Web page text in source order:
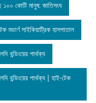
১০০ কোটি মানুষ: জাতিসংঘ
মডার্ণ সাইকিয়াট্রিক হাসপাতাল
বন্ডিংয়ের পার্থক্য
বন্ডিংয়ের পার্থক্য | হাই-টেক